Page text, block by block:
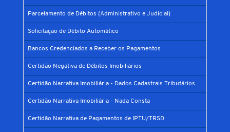
Parcelamento de Débitos (Administrativo e Judicial)
Solicitação de Débito Automático
Bancos Credenciados a Receber os Pagamentos
Certidão Negativa de Débitos Imobiliários
Certidão Narrativa Imobiliária - Dados Cadastrais Tributários
Certidão Narrativa Imobiliária - Nada Consta
Certidão Narrativa de Pagamentos de IPTU/TRSD